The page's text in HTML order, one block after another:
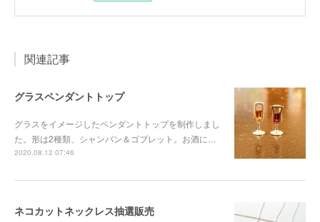
関連記事
グラスペンダントトップ
グラスをイメージしたペンダントトップを制作しまし
た。形は2種類、シャンパン＆ゴブレット。お酒に…
2020.08.12 07:46
ネコカットネックレス抽選販売